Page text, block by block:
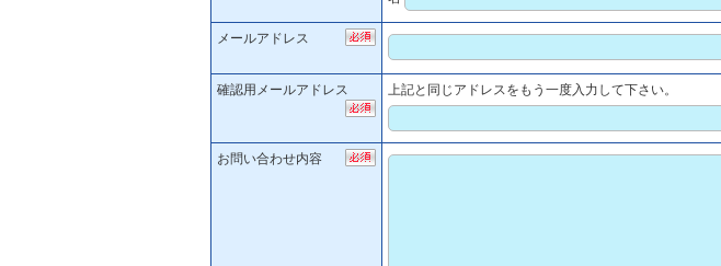
メールアドレス
確認用メールアドレス 上記と同じアドレスをもう一度入力して下さい。
お問い合わせ内容